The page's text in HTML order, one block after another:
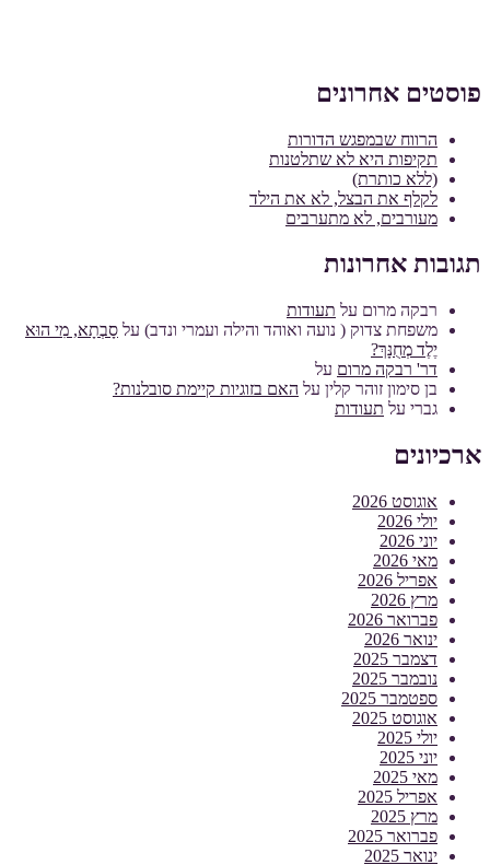
פוסטים אחרונים
הרווח שבמפגש הדורות
תקיפות היא לא שתלטנות
(ללא כותרת)
לקלף את הבצל, לא את הילד
מעורבים, לא מתערבים
תגובות אחרונות
רבקה מרום על תעודות
משפחת צדוק ( נועה ואוהד והילה ועמרי ונדב) על סָבְתָא, מִי הוּא
יֶלֶד מְחֻנָּךְ?
דר' רבקה מרום על
בן סימון זוהר קלין על האם בזוגיות קיימת סובלנות?
גברי על תעודות
ארכיונים
אוגוסט 2026
יולי 2026
יוני 2026
מאי 2026
אפריל 2026
מרץ 2026
פברואר 2026
ינואר 2026
דצמבר 2025
נובמבר 2025
ספטמבר 2025
אוגוסט 2025
יולי 2025
יוני 2025
מאי 2025
אפריל 2025
מרץ 2025
פברואר 2025
ינואר 2025